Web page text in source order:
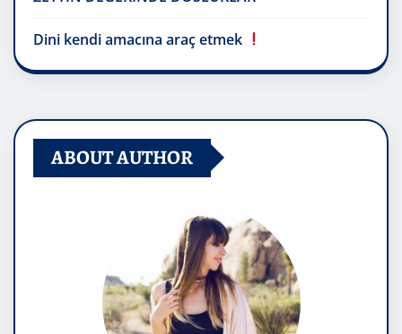
Dini kendi amacına araç etmek
ABOUT AUTHOR